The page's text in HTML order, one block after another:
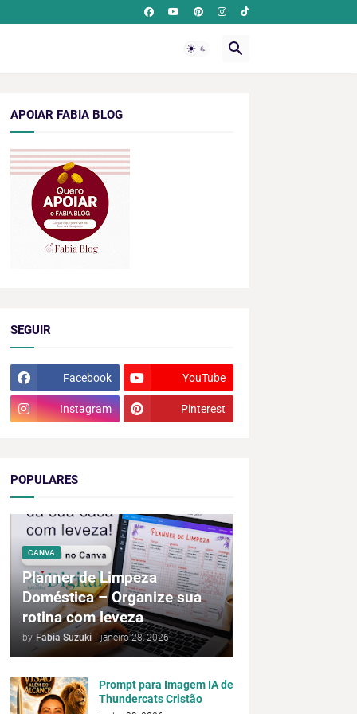
APOIAR FABIA BLOG
SEGUIR
Facebook YouTube
Instagram Pinterest
POPULARES
CANVA
Planner de Limpeza
Doméstica – Organize sua
rotina com leveza
by Fabia Suzuki - janeiro 28, 2026
Prompt para Imagem IA de
Thundercats Cristão